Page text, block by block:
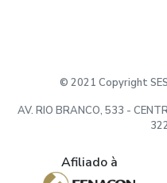
© 2021 Copyright
AV. RIO BRANCO, 533 -
Afiliado à